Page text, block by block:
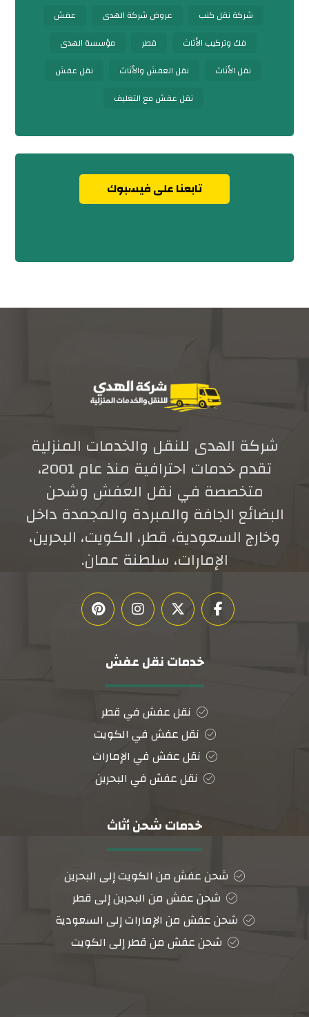
شركة نقل كنب
عروض شركة الهدى
عفش
فك وتركيب الأثاث
قطر
مؤسسة الهدى
نقل الأثاث
نقل العفش والأثاث
نقل عفش
نقل عفش مع التغليف
تابعنا على فيسبوك
شركة الهدى للنقل والخدمات المنزلية
تقدم خدمات احترافية منذ عام 2001،
متخصصة في نقل العفش وشحن
البضائع الجافة والمبردة والمجمدة داخل
وخارج السعودية، قطر، الكويت، البحرين،
الإمارات، سلطنة عمان.
خدمات نقل عفش
نقل عفش في قطر
نقل عفش في الكويت
نقل عفش في الإمارات
نقل عفش في البحرين
خدمات شحن أثاث
شحن عفش من الكويت إلى البحرين
شحن عفش من البحرين إلى قطر
شحن عفش من الإمارات إلى السعودية
شحن عفش من قطر إلى الكويت